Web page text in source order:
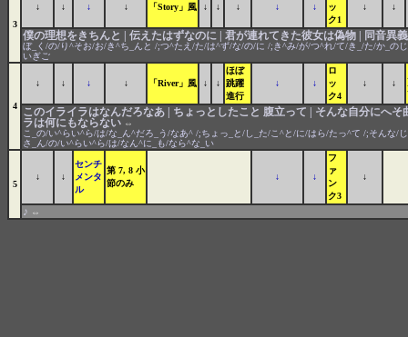
3
↓ ↓ ↓ ↓ 「Story」風 ↓ ↓ ↓ ↓ ↓
ッ
ク1
↓ ↓
僕の理想をきちんと | 伝えたはずなのに | 君が連れてきた彼女は偽物 | 同音異
ぼ_く/の/り^そお/お/き^ち_んと /;つ^たえ/た/は^ず/な/の/に /;き^み/が/つ^れ/て/き_/た/か_の
いぎご
4
↓ ↓ ↓ ↓ 「River」風 ↓ ↓
ほぼ
跳躍
進行
↓ ↓
ロ
ッ
ク4
↓ ↓
このイライラはなんだろなあ | ちょっとしたこと 腹立って | そんな自分にへそ
ラは何にもならない ⇔
こ_の/い^らい^ら/は/な_ん^だろ_う/なあ^ /;ちょっ_と/し_た/こ^と/に/はら/たっ^て /;そんな/
さ_ん/の/い^らい^ら/は/なん^に_も/なら^な_い
5
↓ ↓
センチ
メンタ
ル
第 7, 8 小
節のみ
↓ ↓
フ
ァ
ン
ク3
↓
♪ ⇔